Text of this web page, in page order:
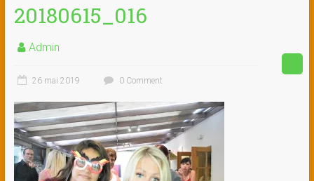
20180615_016
Admin
26 mai 2019 0 Comment